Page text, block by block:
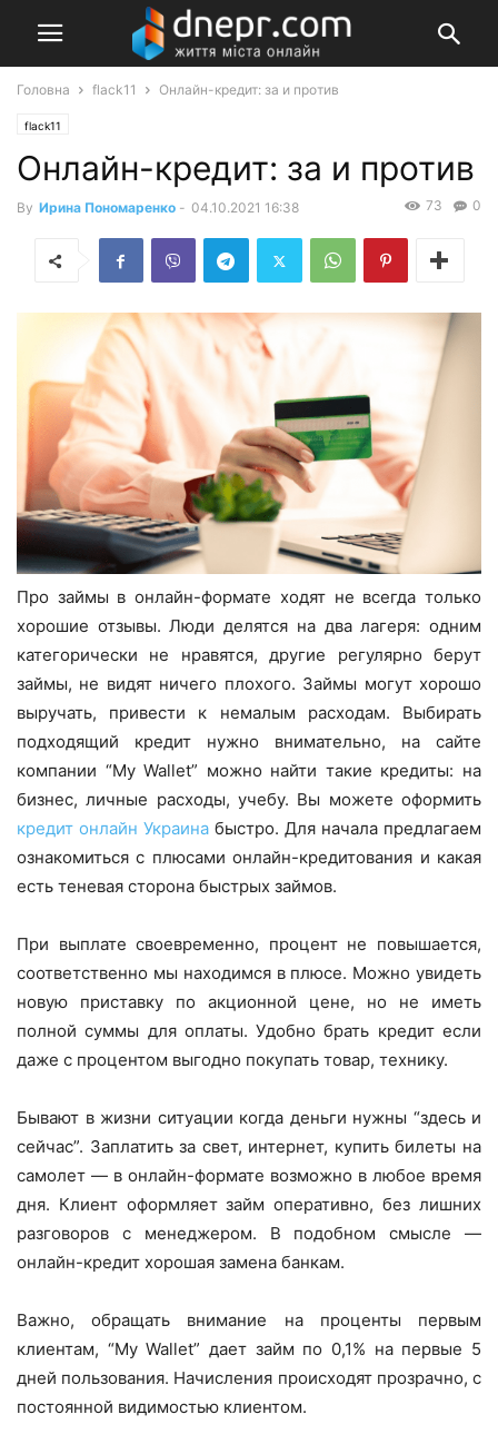
Головна flack11 Онлайн-кредит: за и против
flack11
Онлайн-кредит: за и против
By Ирина Пономаренко - 04.10.2021 16:38 0
73
Про займы в онлайн-формате ходят не всегда только
хорошие отзывы. Люди делятся на два лагеря: одним
категорически не нравятся, другие регулярно берут
займы, не видят ничего плохого. Займы могут хорошо
выручать, привести к немалым расходам. Выбирать
подходящий кредит нужно внимательно, на сайте
компании “My Wallet” можно найти такие кредиты: на
бизнес, личные расходы, учебу. Вы можете оформить
кредит онлайн Украина быстро. Для начала предлагаем
ознакомиться с плюсами онлайн-кредитования и какая
есть теневая сторона быстрых займов.
При выплате своевременно, процент не повышается,
соответственно мы находимся в плюсе. Можно увидеть
новую приставку по акционной цене, но не иметь
полной суммы для оплаты. Удобно брать кредит если
даже с процентом выгодно покупать товар, технику.
Бывают в жизни ситуации когда деньги нужны “здесь и
сейчас”. Заплатить за свет, интернет, купить билеты на
самолет — в онлайн-формате возможно в любое время
дня. Клиент оформляет займ оперативно, без лишних
разговоров с менеджером. В подобном смысле —
онлайн-кредит хорошая замена банкам.
Важно, обращать внимание на проценты первым
клиентам, “My Wallet” дает займ по 0,1% на первые 5
дней пользования. Начисления происходят прозрачно, с
постоянной видимостью клиентом.